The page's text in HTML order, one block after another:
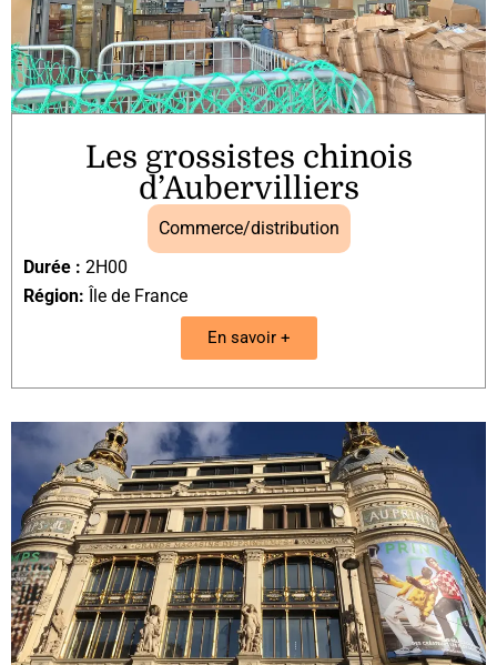
Les grossistes chinois
d’Aubervilliers
Commerce/distribution
Durée : 2H00
Région: Île de France
En savoir +